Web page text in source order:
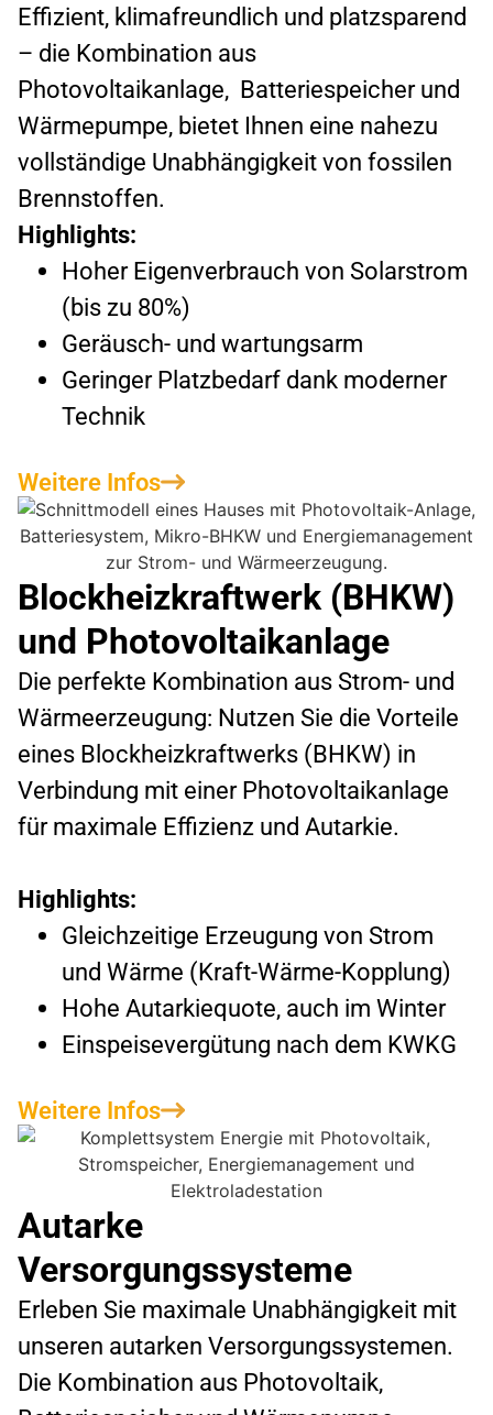
Effizient, klimafreundlich und platzsparend
– die Kombination aus
Photovoltaikanlage, Batteriespeicher und
Wärmepumpe, bietet Ihnen eine nahezu
vollständige Unabhängigkeit von fossilen
Brennstoffen.
Highlights:
Hoher Eigenverbrauch von Solarstrom
(bis zu 80%)
Geräusch- und wartungsarm
Geringer Platzbedarf dank moderner
Technik
Weitere Infos
Blockheizkraftwerk (BHKW)
und Photovoltaikanlage
Die perfekte Kombination aus Strom- und
Wärmeerzeugung: Nutzen Sie die Vorteile
eines Blockheizkraftwerks (BHKW) in
Verbindung mit einer Photovoltaikanlage
für maximale Effizienz und Autarkie.
Highlights:
Gleichzeitige Erzeugung von Strom
und Wärme (Kraft-Wärme-Kopplung)
Hohe Autarkiequote, auch im Winter
Einspeisevergütung nach dem KWKG
Weitere Infos
Autarke
Versorgungssysteme
Erleben Sie maximale Unabhängigkeit mit
unseren autarken Versorgungssystemen.
Die Kombination aus Photovoltaik,